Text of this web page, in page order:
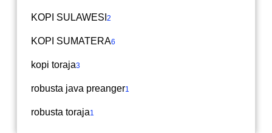
KOPI SULAWESI 2
KOPI SUMATERA6
kopi toraja3
robusta java preanger1
robusta toraja1